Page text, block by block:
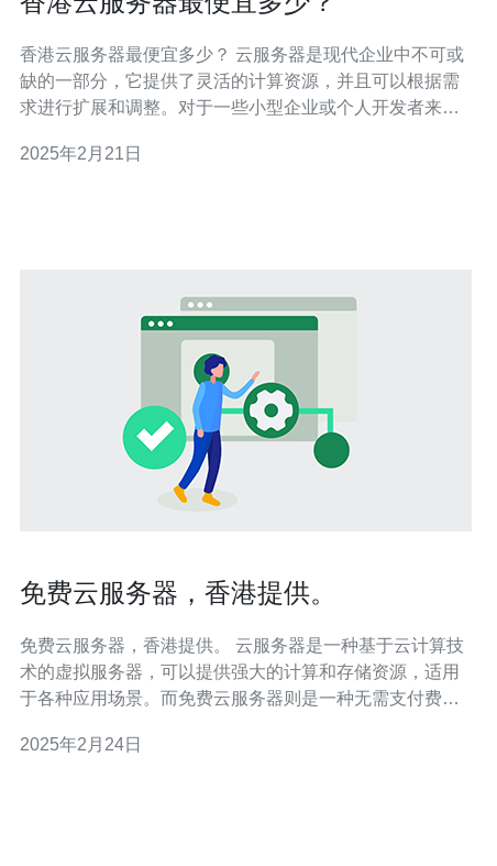
香港云服务器最便宜多少？ 云服务器是现代企业中不可或
缺的一部分，它提供了灵活的计算资源，并且可以根据需
求进行扩展和调整。对于一些小型企业或个人开发者来
港云服务器中最便宜的价格是多少呢？ 在香港地区，有许
2025年2月21日
免费云服务器，香港提供。
免费云服务器，香港提供。 云服务器是一种基于云计算技
术的虚拟服务器，可以提供强大的计算和存储资源，适用
于各种应用场景。而免费云服务器则是一种无需支付费用
有吸引力的选择。 在选择云服务器时，免费的选项提供了
2025年2月24日